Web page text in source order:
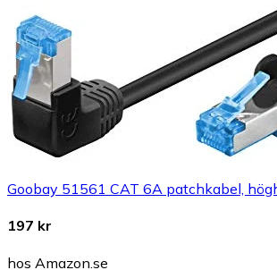
Goobay 51561 CAT 6A patchkabel,
197 kr
hos Amazon.se